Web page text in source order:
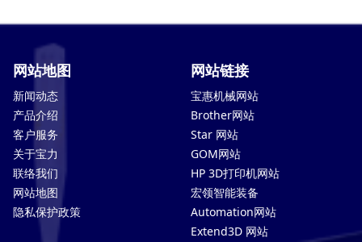
网站地图
新闻动态
产品介绍
客户服务
关于宝力
联络我们
网站地图
隐私保护政策
网站链接
宝惠机械网站
Brother网站
Star 网站
GOM网站
HP 3D打印机网站
宏领智能装备
Automation网站
Extend3D 网站